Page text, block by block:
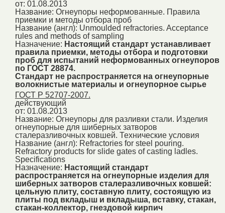
от: 01.08.2013
Название: Огнеупоры неформованные. Правила
приемки и методы отбора проб
Название (англ): Unmoulded refractories. Acceptance
rules and methods of sampling
Назначение: Настоящий стандарт устанавливает
правила приемки, методы отбора и подготовки
проб для испытаний неформованных огнеупоров
по ГОСТ 28874.
Стандарт не распространяется на огнеупорные
волокнистые материалы и огнеупорное сырье
ГОСТ Р 52707-2007.
действующий
от: 01.08.2013
Название: Огнеупоры для разливки стали. Изделия
огнеупорные для шиберных затворов
сталеразливочных ковшей. Технические условия
Название (англ): Refractories for steel pouring.
Refractory products for slide gates of casting ladles.
Specifications
Назначение: Настоящий стандарт
распространяется на огнеупорные изделия для
шиберных затворов сталеразливочных ковшей:
цельную плиту, составную плиту, состоящую из
плиты под вкладыш и вкладыша, вставку, стакан,
стакан-коллектор, гнездовой кирпич